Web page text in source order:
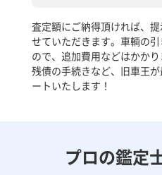
査定額にご納得頂ければ、
せていただきます。車輌の
ので、追加費用などはかか
残債の手続きなど、旧車王
ートいたします！
プロの鑑定